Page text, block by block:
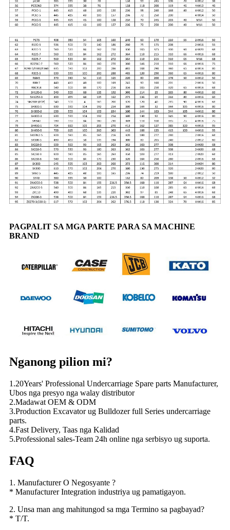
PAGPALIT SA MGA PARTE PARA SA MACHINE
BRAND
Nganong pilion mi?
1.20Years' Professional Undercarriage Spare parts Manufacturer,
Ubos nga presyo nga walay distributor
2.Madawat OEM & ODM
3.Production Excavator ug Bulldozer full Series undercarriage
parts.
4.Fast Delivery, Taas nga Kalidad
5.Professional sales-Team 24h online nga serbisyo ug suporta.
FAQ
1. Manufacturer O Negosyante ?
* Manufacturer Integration industriya ug pamatigayon.
2. Unsa man ang mahitungod sa mga Termino sa pagbayad?
* T/T.